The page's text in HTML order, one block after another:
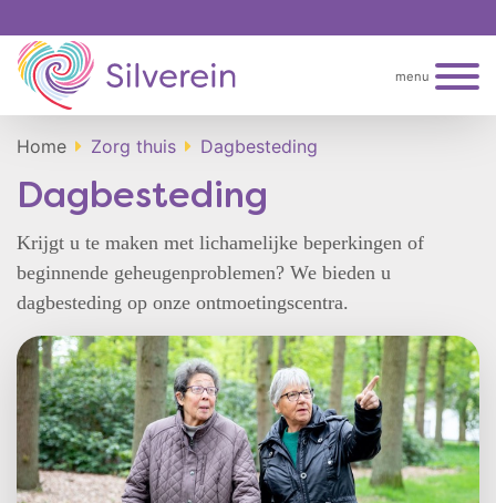
menu
Home Zorg thuis Dagbesteding
Dagbesteding
Krijgt u te maken met lichamelijke beperkingen of
beginnende geheugenproblemen? We bieden u
dagbesteding op onze ontmoetingscentra.